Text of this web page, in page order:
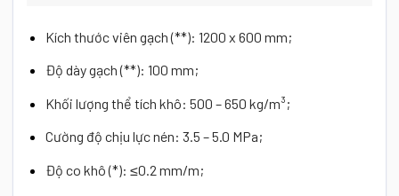
Kích thước viên gạch (**): 1200 x 600 mm;
Độ dày gạch (**): 100 mm;
Khối lượng thể tích khô: 500 – 650 kg/m³;
Cường độ chịu lực nén: 3.5 – 5.0 MPa;
Độ co khô (*): ≤0.2 mm/m;